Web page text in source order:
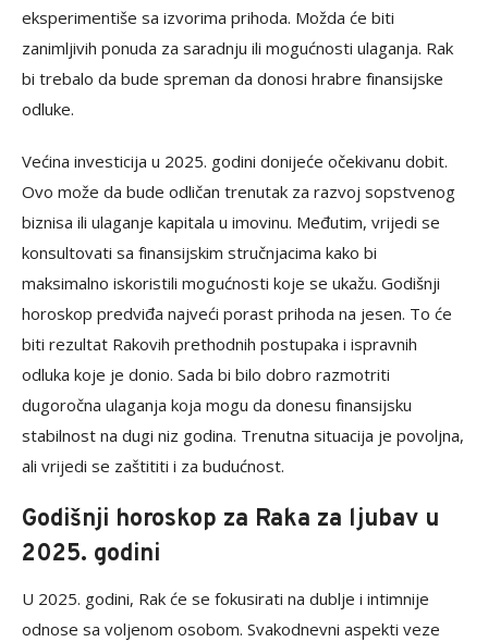
eksperimentiše sa izvorima prihoda. Možda će biti
zanimljivih ponuda za saradnju ili mogućnosti ulaganja. Rak
bi trebalo da bude spreman da donosi hrabre finansijske
odluke.
Većina investicija u 2025. godini donijeće očekivanu dobit.
Ovo može da bude odličan trenutak za razvoj sopstvenog
biznisa ili ulaganje kapitala u imovinu. Međutim, vrijedi se
konsultovati sa finansijskim stručnjacima kako bi
maksimalno iskoristili mogućnosti koje se ukažu. Godišnji
horoskop predviđa najveći porast prihoda na jesen. To će
biti rezultat Rakovih prethodnih postupaka i ispravnih
odluka koje je donio. Sada bi bilo dobro razmotriti
dugoročna ulaganja koja mogu da donesu finansijsku
stabilnost na dugi niz godina. Trenutna situacija je povoljna,
ali vrijedi se zaštititi i za budućnost.
Godišnji horoskop za Raka za ljubav u
2025. godini
U 2025. godini, Rak će se fokusirati na dublje i intimnije
odnose sa voljenom osobom. Svakodnevni aspekti veze